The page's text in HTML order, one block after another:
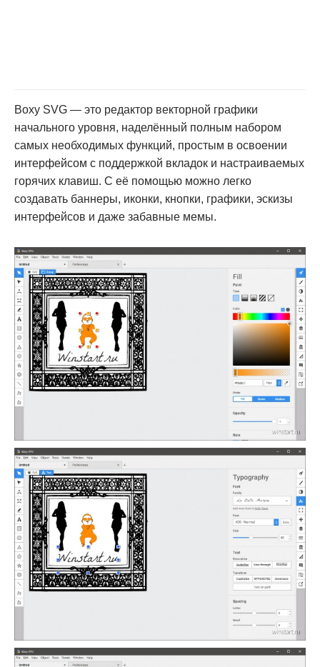
Boxy SVG — это редактор векторной графики
начального уровня, наделённый полным набором
самых необходимых функций, простым в освоении
интерфейсом с поддержкой вкладок и настраиваемых
горячих клавиш. С её помощью можно легко
создавать баннеры, иконки, кнопки, графики, эскизы
интерфейсов и даже забавные мемы.